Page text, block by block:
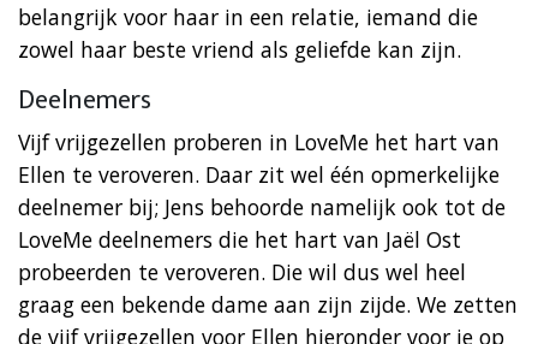
belangrijk voor haar in een relatie, iemand die
zowel haar beste vriend als geliefde kan zijn.
Deelnemers
Vijf vrijgezellen proberen in LoveMe het hart van
Ellen te veroveren. Daar zit wel één opmerkelijke
deelnemer bij; Jens behoorde namelijk ook tot de
LoveMe deelnemers die het hart van Jaël Ost
probeerden te veroveren. Die wil dus wel heel
graag een bekende dame aan zijn zijde. We zetten
de vijf vrijgezellen voor Ellen hieronder voor je op